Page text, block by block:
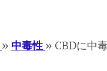
» 中毒性 » CBDに中